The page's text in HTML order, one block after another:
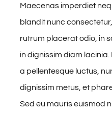
Maecenas imperdiet
blandit nunc
rutrum placerat odio, in
in dignissim diam
a pellentesque luctus,
dignissim metus, et
Sed eu mauris euismod